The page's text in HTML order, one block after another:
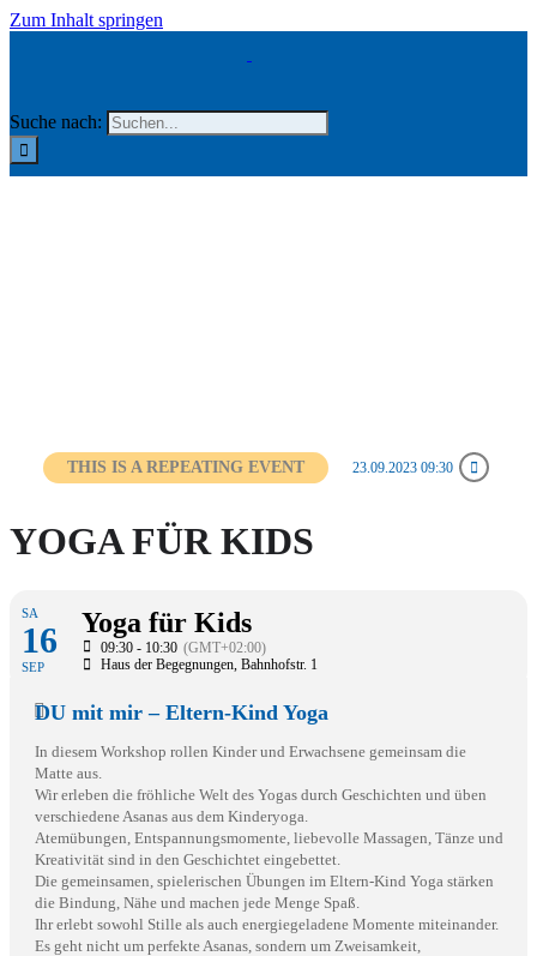
Zum Inhalt springen
Suche nach:
THIS IS A REPEATING EVENT 23.09.2023 09:30
YOGA FÜR KIDS
SA
16
SEP
Yoga für Kids
09:30 - 10:30 (GMT+02:00)
Haus der Begegnungen, Bahnhofstr. 1
DU mit mir – Eltern-Kind Yoga
In diesem Workshop rollen Kinder und Erwachsene gemeinsam die
Matte aus.
Wir erleben die fröhliche Welt des Yogas durch Geschichten und üben
verschiedene Asanas aus dem Kinderyoga.
Atemübungen, Entspannungsmomente, liebevolle Massagen, Tänze und
Kreativität sind in den Geschichtet eingebettet.
Die gemeinsamen, spielerischen Übungen im Eltern-Kind Yoga stärken
die Bindung, Nähe und machen jede Menge Spaß.
Ihr erlebt sowohl Stille als auch energiegeladene Momente miteinander.
Es geht nicht um perfekte Asanas, sondern um Zweisamkeit,